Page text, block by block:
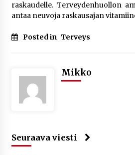
raskaudelle. Terveydenhuollon
antaa neuvoja raskausajan
Posted in Terveys
Mikko
Seuraava viesti